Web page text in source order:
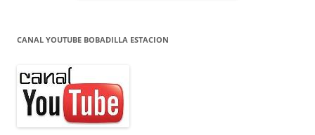
CANAL YOUTUBE BOBADILLA ESTACION